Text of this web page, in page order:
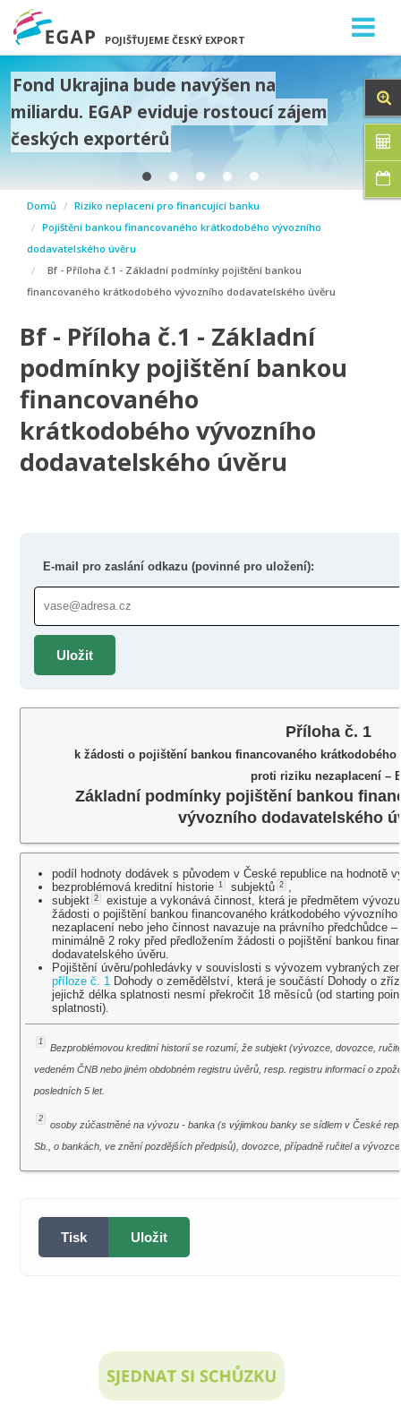
POJIŠŤUJEME ČESKÝ EXPORT
Fond Ukrajina bude navýšen na
miliardu. EGAP eviduje rostoucí zájem
českých exportérů
Domů
Riziko neplacení pro financující banku
Pojištění bankou financovaného krátkodobého vývozního
dodavatelského úvěru
Bf - Příloha č.1 - Základní podmínky pojištění bankou
financovaného krátkodobého vývozního dodavatelského úvěru
Bf - Příloha č.1 - Základní
podmínky pojištění bankou
financovaného
krátkodobého vývozního
dodavatelského úvěru
E-mail pro zaslání odkazu (povinné pro uložení):
Uložit
Příloha č. 1
k žádosti o pojištění bankou financovaného
proti riziku nezaplacení –
Základní podmínky pojištění bankou
vývozního dodavatelského
podíl hodnoty dodávek s původem v České republice na hodnotě
bezproblémová kreditní historie 1 subjektů 2 ,
subjekt 2
existuje a vykonává činnost, která je předmětem
žádosti o pojištění bankou financovaného krátkodobého
nezaplacení nebo jeho činnost navazuje na právního předchůdce
minimálně 2 roky před předložením žádosti o pojištění bankou
dodavatelského úvěru.
Pojištění úvěru/pohledávky v souvislosti s vývozem vybraných
příloze č. 1 Dohody o zemědělství, která je součástí Dohody o
jejichž délka splatnosti nesmí překročit 18 měsíců (od starting
splatnosti).
1
Bezproblémovou kreditní historií se rozumí, že subjekt (vývozce, dovozce,
vedeném ČNB nebo jiném obdobném registru úvěrů, resp. registru informací o
posledních 5 let.
2
osoby zúčastněné na vývozu - banka (s výjimkou banky se sídlem v České
Sb., o bankách, ve znění pozdějších předpisů), dovozce, případně ručitel a vývozce
Tisk Uložit